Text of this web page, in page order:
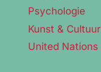
Psychologie
Kunst & Cultuur
United Nations